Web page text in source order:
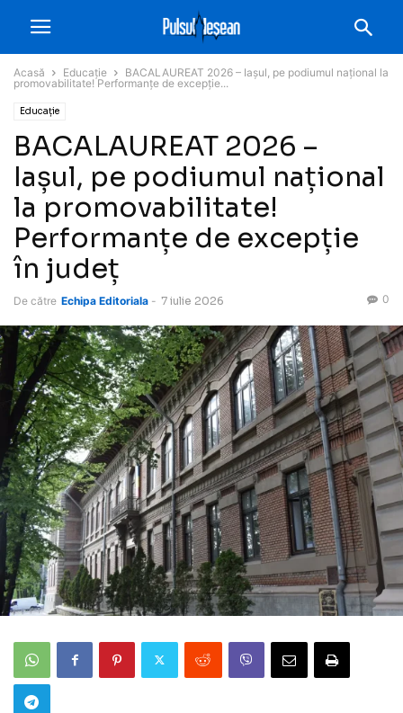
Acasă Educație
BACALAUREAT 2026 – Iașul, pe podiumul național la
promovabilitate! Performanțe de excepție...
Educație
BACALAUREAT 2026 –
Iașul, pe podiumul național
la promovabilitate!
Performanțe de excepție
în județ
De către Echipa Editoriala - 7 iulie 2026 0